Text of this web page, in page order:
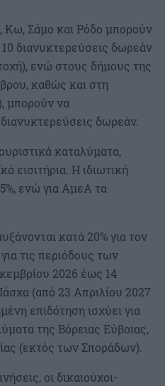
Κω, Σάμο και Ρόδο μπορούν
διανυκτερεύσεις δωρεάν
ενώ στους δήμους της
καθώς και στη
μπορούν να
δωρεάν.
καταλύματα,
εισιτήρια. Η ιδιωτική
ενώ για ΑμεΑ τα
κατά 20% για τον
τις περιόδους των
2026 έως 14
(από 23 Απριλίου 2027
επιδότηση ισχύει για
της Βόρειας Εύβοιας,
(εκτός των Σποράδων).
οι δικαιούχοι-